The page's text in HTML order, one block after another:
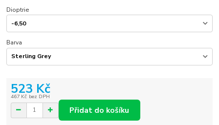
Dioptrie
Barva
523 Kč
467 Kč bez DPH
Přidat do košíku